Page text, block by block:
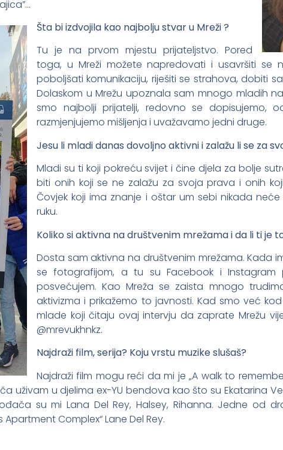
Šta bi izdvojila kao najbolju stvar u Mreži ?
Tu je na prvom mjestu prijateljstvo. Pored
toga, u Mreži možete napredovati i usavršiti se
poboljšati komunikaciju, riješiti se strahova, dobiti
Dolaskom u Mrežu upoznala sam mnogo mladih
smo najbolji prijatelji, redovno se dopisujemo,
razmjenjujemo mišljenja i uvažavamo jedni druge.
Jesu li mladi danas dovoljno aktivni i zalažu li se za
Mladi su ti koji pokreću svijet i čine djela za bolje
biti onih koji se ne zalažu za svoja prava i onih
Čovjek koji ima znanje i oštar um sebi nikada
ruku.
Koliko si aktivna na društvenim mrežama i da li ti je
Dosta sam aktivna na društvenim mrežama. Kada
se fotografijom, a tu su Facebook i Instagram
posvećujem. Kao Mreža se zaista mnogo
aktivizma i prikažemo to javnosti. Kad smo već
mlade koji čitaju ovaj intervju da zaprate Mrežu
@mrevukhnkz.
Najdraži film, serija? Koju vrstu muzike slušaš?
Najdraži film mogu reći da mi je „A walk to
uživam u djelima ex-YU bendova kao što su Ekatarina
su mi Lana Del Rey, Halsey, Rihanna. Jedne od
Complex“ Lane Del Rey.